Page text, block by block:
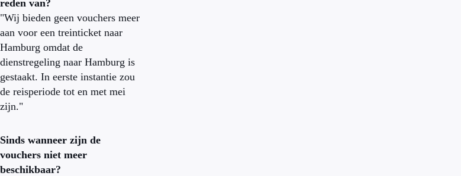
reden van?
"Wij bieden geen vouchers meer
aan voor een treinticket naar
Hamburg omdat de
dienstregeling naar Hamburg is
gestaakt. In eerste instantie zou
de reisperiode tot en met mei
zijn."
Sinds wanneer zijn de
vouchers niet meer
beschikbaar?